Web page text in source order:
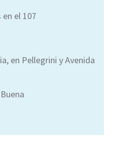
el 107
en Pellegrini y Avenida